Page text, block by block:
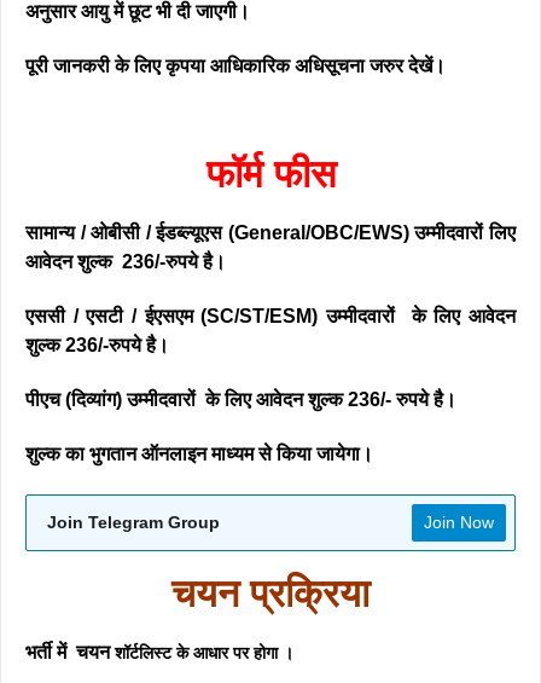
अनुसार आयु में छूट भी दी जाएगी।
पूरी जानकरी के लिए कृपया आधिकारिक अधिसूचना जरुर देखें।
फॉर्म फीस
सामान्य / ओबीसी / ईडब्ल्यूएस (General/OBC/EWS) उम्मीदवारोंलिए
आवेदन शुल्क 236/-रुपये है।
एससी / एसटी / ईएसएम (SC/ST/ESM) उम्मीदवारों के लिए आवेदन
शुल्क 236/-रुपये है।
पीएच (दिव्यांग) उम्मीदवारों के लिए आवेदन शुल्क 236/- रुपये है।
शुल्क का भुगतान ऑनलाइन माध्यम से किया जायेगा।
Join Telegram Group Join Now
चयन प्रक्रिया
भर्ती में चयनशॉर्टलिस्ट के आधार पर होगा ।